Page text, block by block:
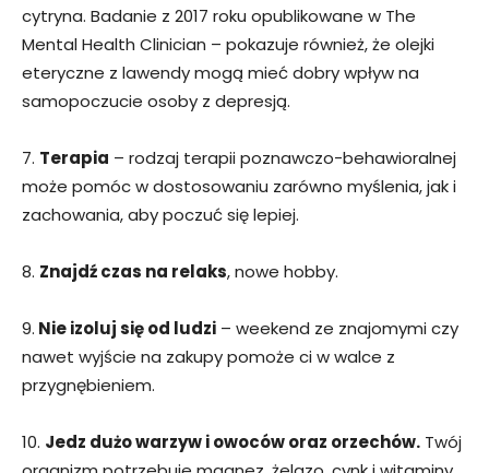
cytryna. Badanie z 2017 roku opublikowane w The
Mental Health Clinician – pokazuje również, że olejki
eteryczne z lawendy mogą mieć dobry wpływ na
samopoczucie osoby z depresją.
7. Terapia – rodzaj terapii poznawczo-behawioralnej
może pomóc w dostosowaniu zarówno myślenia, jak i
zachowania, aby poczuć się lepiej.
8. Znajdź czas na relaks, nowe hobby.
9. Nie izoluj się od ludzi – weekend ze znajomymi czy
nawet wyjście na zakupy pomoże ci w walce z
przygnębieniem.
10. Jedz dużo warzyw i owoców oraz orzechów. Twój